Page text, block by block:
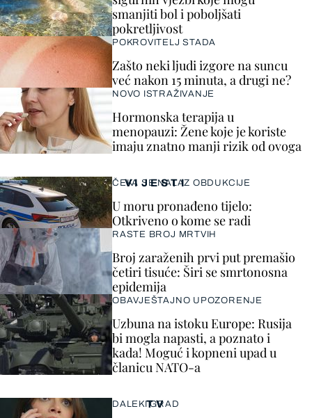
VIJESTI
ČEKA SE NALAZ OBDUKCIJE
U moru pronađeno tijelo:
Otkriveno o kome se radi
RASTE BROJ MRTVIH
Broj zaraženih prvi put premašio
četiri tisuće: Širi se smrtonosna
epidemija
OBAVJEŠTAJNO UPOZORENJE
Uzbuna na istoku Europe: Rusija
bi mogla napasti, a poznato i
kada! Moguć i kopneni upad u
članicu NATO-a
smanjiti bol i poboljšati
pokretljivost
POKROVITELJ STADA
Zašto neki ljudi izgore na suncu
već nakon 15 minuta, a drugi ne?
NOVO ISTRAŽIVANJE
Hormonska terapija u
menopauzi: Žene koje je koriste
imaju znatno manji rizik od ovoga
TV
DALEKI GRAD